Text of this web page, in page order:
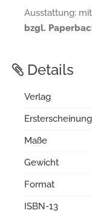
Ausstattung:
bzgl.
Details
Verlag
Ersterscheinung
Maße
Gewicht
Format
ISBN-13